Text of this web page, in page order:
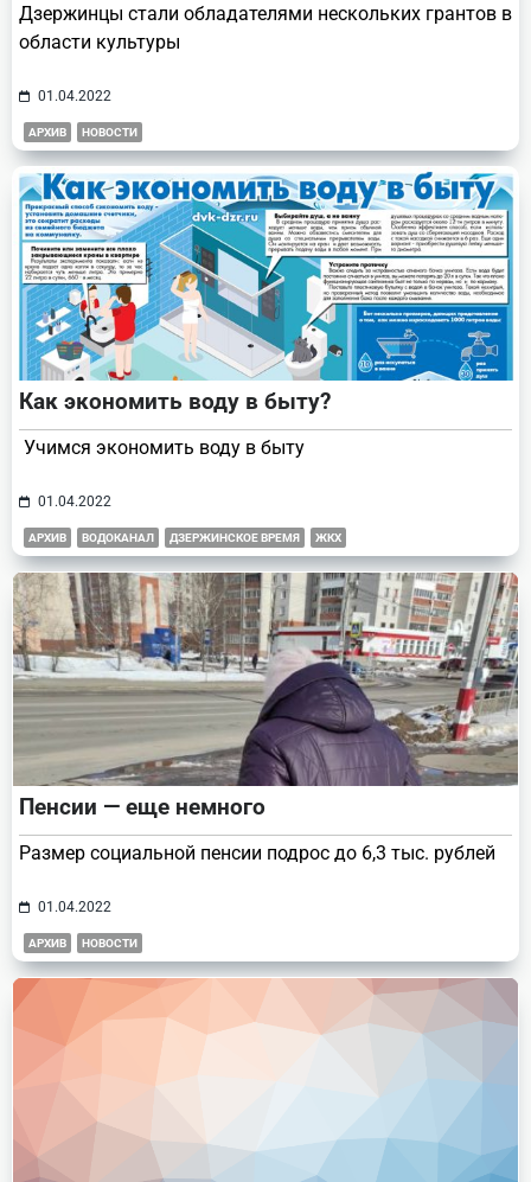
Дзержинцы стали обладателями нескольких грантов в
области культуры
01.04.2022
АРХИВ НОВОСТИ
Как экономить воду в быту?
Учимся экономить воду в быту
01.04.2022
АРХИВ ВОДОКАНАЛ ДЗЕРЖИНСКОЕ ВРЕМЯ ЖКХ
Пенсии — еще немного
Размер социальной пенсии подрос до 6,3 тыс. рублей
01.04.2022
АРХИВ НОВОСТИ